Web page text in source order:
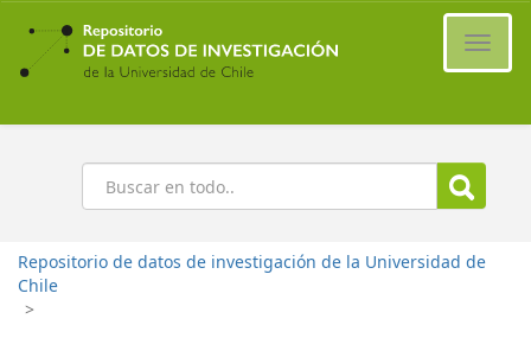
Ir
contenido
principal
Buscar
Repositorio de datos de investigación de la Universidad de
Chile
>